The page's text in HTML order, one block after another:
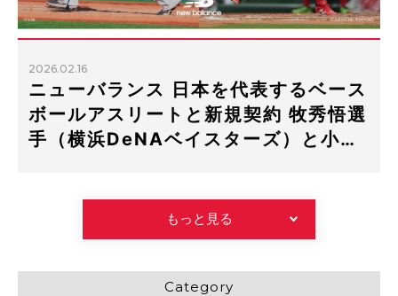
2026.02.16
ニューバランス 日本を代表するベース
ボールアスリートと新規契約 牧秀悟選
手（横浜DeNAベイスターズ）と小…
もっと見る
Category